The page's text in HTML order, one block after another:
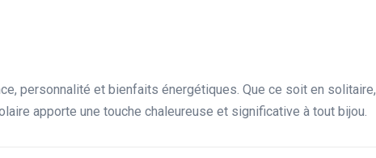
personnalité et bienfaits énergétiques. Que ce soit en solitaire,
apporte une touche chaleureuse et significative à tout bijou.